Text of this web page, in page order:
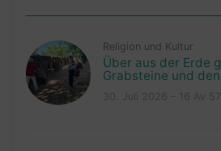
Religion und Kultur
Über aus der Erde
Grabsteine und